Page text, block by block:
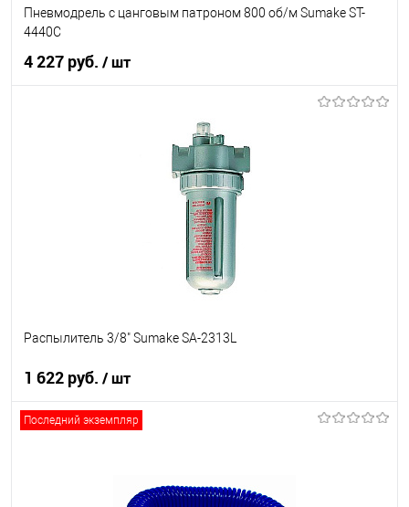
Пневмодрель с цанговым патроном 800 об/м Sumake ST-
4440C
4 227 руб. / шт
В наличии
Распылитель 3/8" Sumake SA-2313L
1 622 руб. / шт
Последний экземпляр